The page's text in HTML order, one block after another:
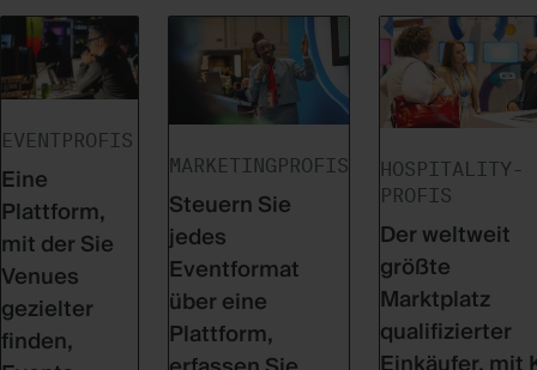
EVENTPROFIS
Eine
Plattform,
mit der Sie
Venues
gezielter
finden,
MARKETINGPROFIS
Steuern Sie
jedes
Eventformat
über eine
Plattform,
HOSPITALITY-
PROFIS
Der weltweit
größte
Marktplatz
qualifizierter